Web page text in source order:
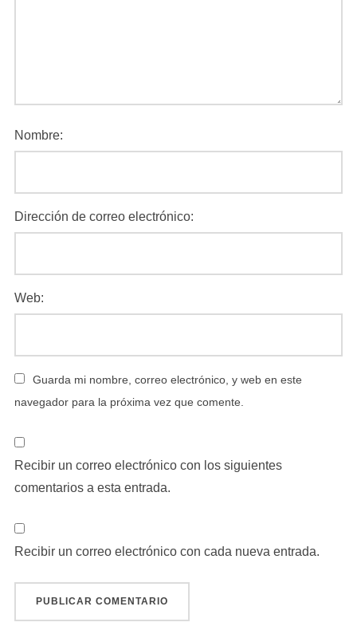
Nombre:
Dirección de correo electrónico:
Web:
Guarda mi nombre, correo electrónico, y web en este
navegador para la próxima vez que comente.
Recibir un correo electrónico con los siguientes
comentarios a esta entrada.
Recibir un correo electrónico con cada nueva entrada.